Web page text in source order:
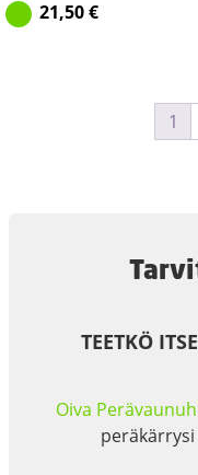
21,50€
1
TEETKÖ
Oiva